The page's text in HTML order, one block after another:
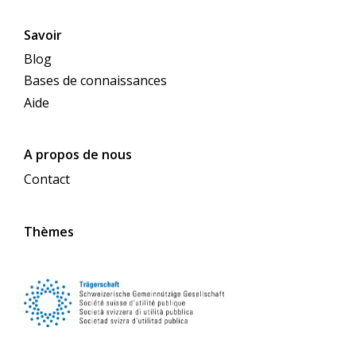
Savoir
Blog
Bases de connaissances
Aide
A propos de nous
Contact
Thèmes